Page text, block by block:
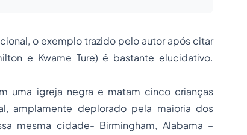
o exemplo trazido pelo autor após citar
e Kwame Ture) é bastante elucidativo.
uma igreja negra e matam cinco crianças
amplamente deplorado pela maioria dos
mesma cidade- Birmingham, Alabama –